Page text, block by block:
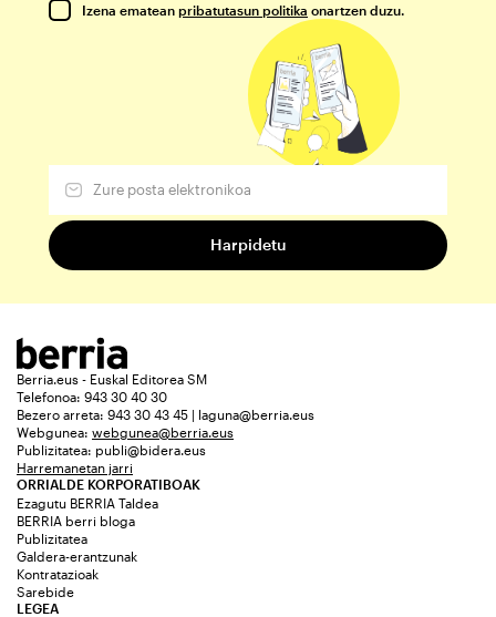
Izena ematean pribatutasun politika onartzen duzu.
Berria.eus - Euskal Editorea SM
Telefonoa: 943 30 40 30
Bezero arreta: 943 30 43 45 | laguna@berria.eus
Webgunea: webgunea@berria.eus
Publizitatea: publi@bidera.eus
Harremanetan jarri
ORRIALDE KORPORATIBOAK
Ezagutu BERRIA Taldea
BERRIA berri bloga
Publizitatea
Galdera-erantzunak
Kontratazioak
Sarebide
LEGEA